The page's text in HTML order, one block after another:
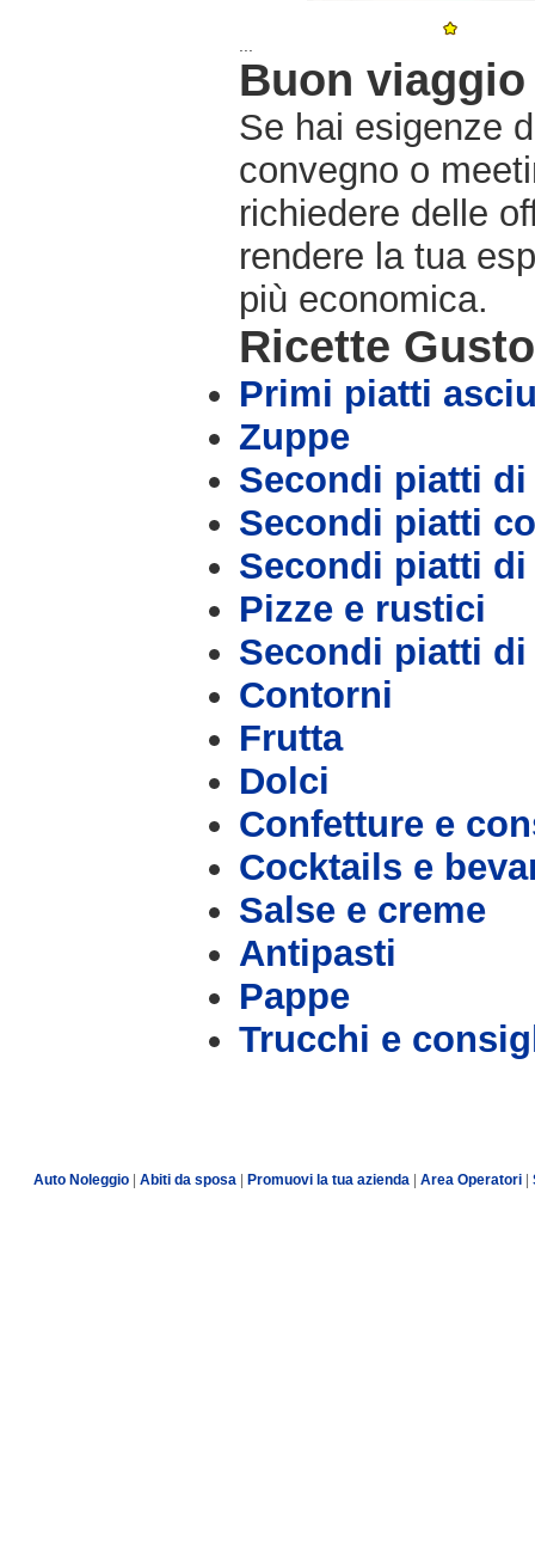
Buon viaggio
Se hai esigenze
convegno o
richiedere delle
rendere la tua
più economica.
Ricette
Primi piatti
Zuppe
Secondi piatti di
Secondi piatti
Secondi piatti
Pizze e rustici
Secondi piatti di
Contorni
Frutta
Dolci
Confetture e
Cocktails e
Salse e creme
Antipasti
Pappe
Trucchi e
Auto Noleggio Abiti da sposa Promuovi la tua azienda Area Operatori